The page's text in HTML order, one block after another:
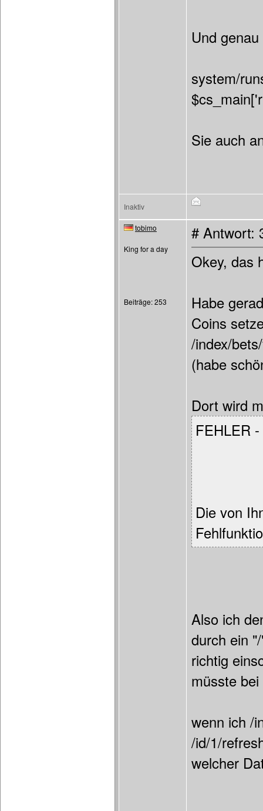
Und
system/
Sie auch
Inaktiv
tobimo
King for a day
Beiträge: 253
# Antwort:
Okey, das
Habe
Coins
/index/
(habe
Dort wird
FEHLER
Die von
Also ich
durch ein
richtig
müsste
wenn ich /
/id/1/
welcher